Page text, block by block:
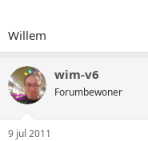
Willem
wim-v6
Forumbewoner
9 jul 2011